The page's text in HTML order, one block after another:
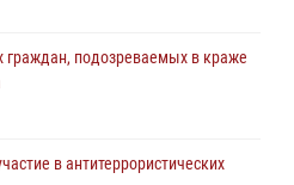
граждан, подозреваемых в краже
в антитеррористических